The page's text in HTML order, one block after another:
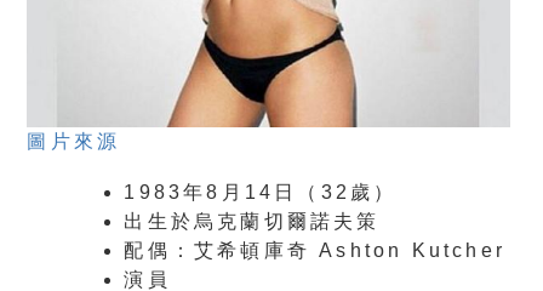
圖片來源
1983年8月14日（32歲）
出生於烏克蘭切爾諾夫策
配偶：艾希頓庫奇 Ashton Kutcher
演員